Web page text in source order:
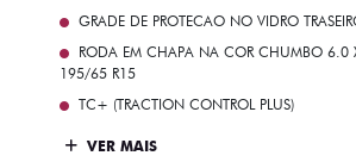
GRADE DE PROTECAO NO VIDRO
RODA EM CHAPA NA COR CHUMBO 6.0
195/65 R15
TC+ (TRACTION CONTROL PLUS)
VER MAIS